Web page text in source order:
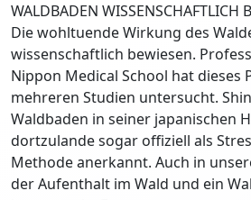
WALDBADEN WISSENSCHAFTLICH
Die wohltuende Wirkung des
wissenschaftlich bewiesen.
Nippon Medical School hat dieses
mehreren Studien untersucht.
Waldbaden in seiner japanischen
dortzulande sogar offiziell als
Methode anerkannt. Auch in
der Aufenthalt im Wald und ein